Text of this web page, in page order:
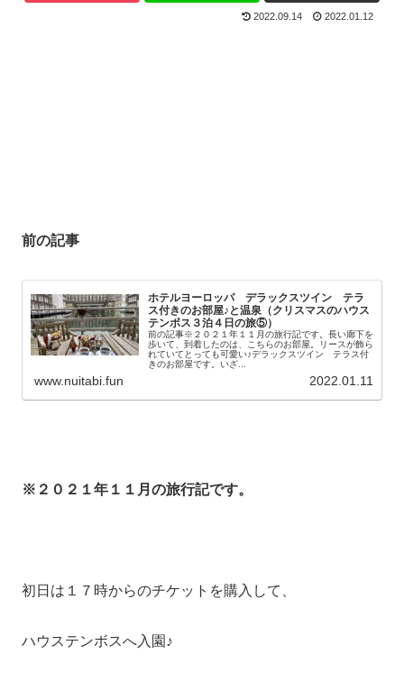
2022.09.14 2022.01.12
前の記事
ホテルヨーロッパ デラックスツイン テラ
ス付きのお部屋♪と温泉（クリスマスのハウス
テンボス３泊４日の旅⑤）
前の記事※２０２１年１１月の旅行記です。長い廊下を
歩いて、到着したのは、こちらのお部屋。リースが飾ら
れていてとっても可愛い♪デラックスツイン テラス付
きのお部屋です。いざ...
www.nuitabi.fun 2022.01.11
※２０２１年１１月の旅行記です。
初日は１７時からのチケットを購入して、
ハウステンボスへ入園♪